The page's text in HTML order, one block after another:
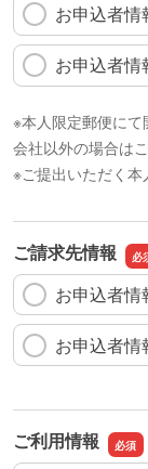
お申込者情
お申込者情
※本人限定郵便に
会社以外の場合は
※ご提出いただく本
ご請求先情報
お申込者情
お申込者情
ご利用情報